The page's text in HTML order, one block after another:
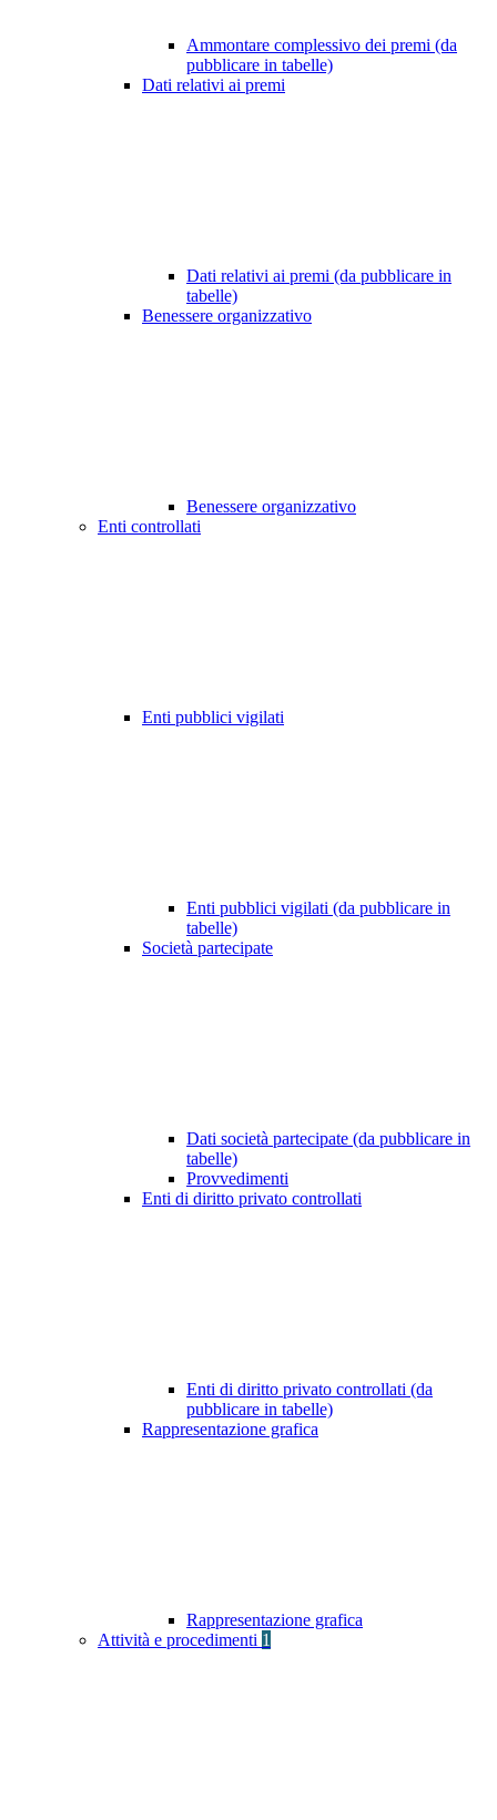
Ammontare complessivo dei premi (da
pubblicare in tabelle)
Dati relativi ai premi
Dati relativi ai premi (da pubblicare in
tabelle)
Benessere organizzativo
Benessere organizzativo
Enti controllati
Enti pubblici vigilati
Enti pubblici vigilati (da pubblicare in
tabelle)
Società partecipate
Dati società partecipate (da pubblicare in
tabelle)
Provvedimenti
Enti di diritto privato controllati
Enti di diritto privato controllati (da
pubblicare in tabelle)
Rappresentazione grafica
Rappresentazione grafica
Attività e procedimenti 1